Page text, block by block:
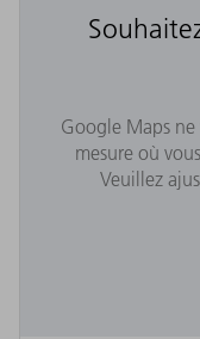
Google Maps ne
mesure où
Veuillez